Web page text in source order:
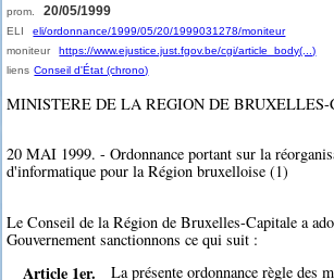
prom. 20/05/1999
ELI
eli/ordonnance/1999/05/20/1999031278/moniteur
moniteur
https://www.ejustice.just.fgov.be/cgi/article_body(...)
liens Conseil d'État (chrono)
MINISTERE DE LA REGION DE
20 MAI 1999. - Ordonnance portant sur la
d'informatique pour la Région bruxelloise (1)
Le Conseil de la Région de Bruxelles-Capitale a
Gouvernement sanctionnons ce qui suit :
Article 1er.
La présente ordonnance règle des